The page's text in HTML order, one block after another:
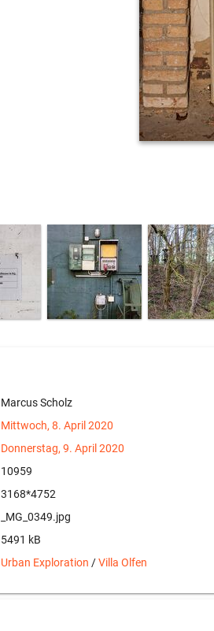
Marcus Scholz
Mittwoch, 8. April 2020
Donnerstag, 9. April 2020
10959
3168*4752
_MG_0349.jpg
5491 kB
Urban Exploration /Villa Olfen